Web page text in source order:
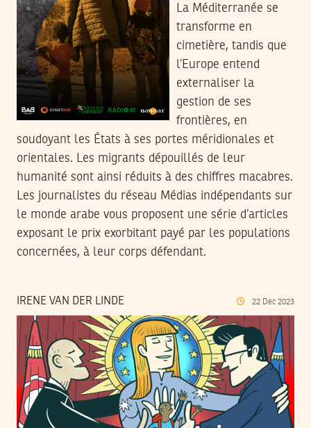
La Méditerranée se
transforme en
cimetière, tandis que
l’Europe entend
externaliser la
gestion de ses
frontières, en
soudoyant les États à ses portes méridionales et
orientales. Les migrants dépouillés de leur
humanité sont ainsi réduits à des chiffres macabres.
Les journalistes du réseau Médias indépendants sur
le monde arabe vous proposent une série d’articles
exposant le prix exorbitant payé par les populations
concernées, à leur corps défendant.
IRENE VAN DER LINDE 22 Dec 2023